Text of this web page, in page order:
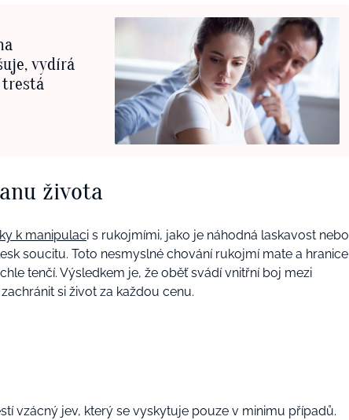
vydírá
trestá
života
k manipulaci s rukojmími, jako je náhodná laskavost nebo
soucitu. Toto nesmyslné chování rukojmí mate a hranice
tenčí. Výsledkem je, že oběť svádí vnitřní boj mezi
si život za každou cenu.
vzácný jev, který se vyskytuje pouze v minimu případů.